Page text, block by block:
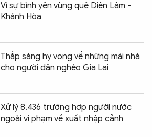
Vì sự bình yên vùng quê Diên Lâm -
Khánh Hòa
Thắp sáng hy vọng về những mái nhà
cho người dân nghèo Gia Lai
Xử lý 8.436 trường hợp người nước
ngoài vi phạm về xuất nhập cảnh